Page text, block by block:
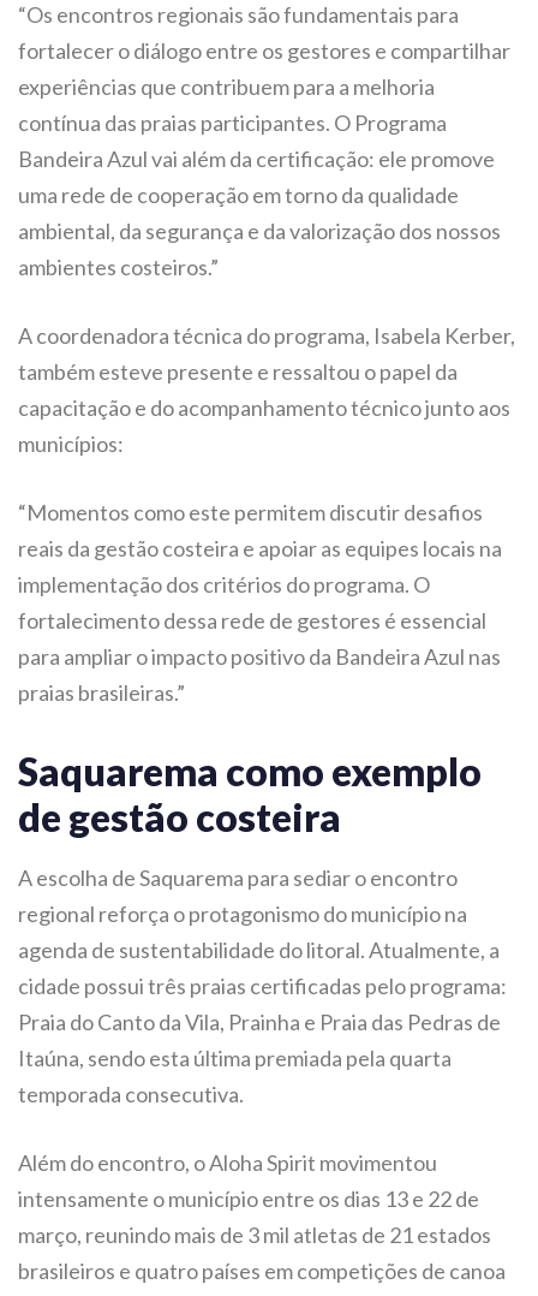
“Os encontros regionais são fundamentais para
fortalecer o diálogo entre os gestores e compartilhar
experiências que contribuem para a melhoria
contínua das praias participantes. O Programa
Bandeira Azul vai além da certificação: ele promove
uma rede de cooperação em torno da qualidade
ambiental, da segurança e da valorização dos nossos
ambientes costeiros.”
A coordenadora técnica do programa, Isabela Kerber,
também esteve presente e ressaltou o papel da
capacitação e do acompanhamento técnico junto aos
municípios:
“Momentos como este permitem discutir desafios
reais da gestão costeira e apoiar as equipes locais na
implementação dos critérios do programa. O
fortalecimento dessa rede de gestores é essencial
para ampliar o impacto positivo da Bandeira Azul nas
praias brasileiras.”
Saquarema como exemplo
de gestão costeira
A escolha de Saquarema para sediar o encontro
regional reforça o protagonismo do município na
agenda de sustentabilidade do litoral. Atualmente, a
cidade possui três praias certificadas pelo programa:
Praia do Canto da Vila, Prainha e Praia das Pedras de
Itaúna, sendo esta última premiada pela quarta
temporada consecutiva.
Além do encontro, o Aloha Spirit movimentou
intensamente o município entre os dias 13 e 22 de
março, reunindo mais de 3 mil atletas de 21 estados
brasileiros e quatro países em competições de canoa